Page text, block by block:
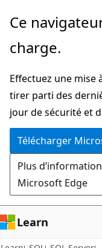
Passer
directement
au
principal
Ce
charge.
Effectuez une mise
tirer parti des
jour de sécurité et
Télécharger
Plus
Microsoft Edge
Learn